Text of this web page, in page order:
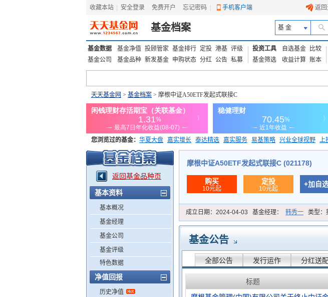
收藏本站 安全登录 免费开户 忘记密码 手机客户端 返回
基金档案 基 金
基金数据 基金净值 投顾管家 基金排行 定投 港基 评级
基金公司
基金品种 新发基金 申购状态 分红 公告 私募
投资工具 自选基金
比较
基金筛选
收益计算 账本
天天基金网 > 基金档案 > 摩根中证A50ETF发起式联接C
您浏览过的基金： 华夏大盘 嘉实增长 泰达精选 嘉实服务 易基策略 兴业全球视野 上
添富优势 华安宏利 上证180价值ETF
返回基金品种页
基本资料
基本概况
基金经理
基金公司
基金评级
特色数据
净值回报
历史净值
摩根中证A50ETF发起式联接C (021178)
购买
10元起
定投
10元起
+加自
成立日期： 2024-04-03 基金经理： 韩秀一 类型：
基金公告
全部公告 发行运作 分红送配
标题